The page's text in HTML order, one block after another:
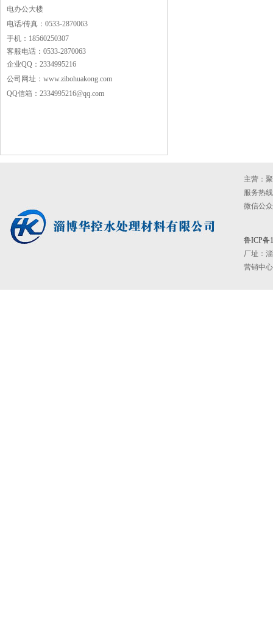
电办公大楼
电话/传真：0533-2870063
手机：18560250307
客服电话：0533-2870063
企业QQ：2334995216
公司网址：www.zibohuakong.com
QQ信箱：2334995216@qq.com
主营：
服务热
微信公
鲁ICP备
厂址：
营销中